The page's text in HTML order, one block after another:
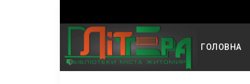
ГОЛОВНА